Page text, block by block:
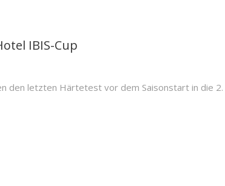
IBIS-Cup
den letzten Härtetest vor dem Saisonstart in die